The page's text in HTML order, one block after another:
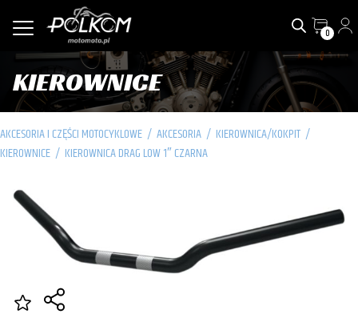
0
KIEROWNICE
AKCESORIA I CZĘŚCI MOTOCYKLOWE / AKCESORIA / KIEROWNICA/KOKPIT /
KIEROWNICE / KIEROWNICA DRAG LOW 1″ CZARNA